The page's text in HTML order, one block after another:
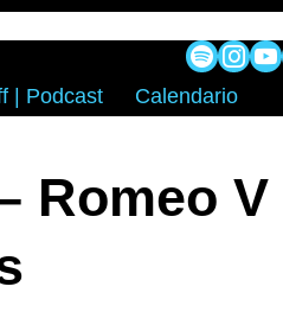
| Podcast Calendario
Romeo V